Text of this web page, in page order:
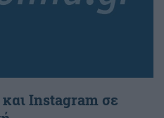
Instagram σε